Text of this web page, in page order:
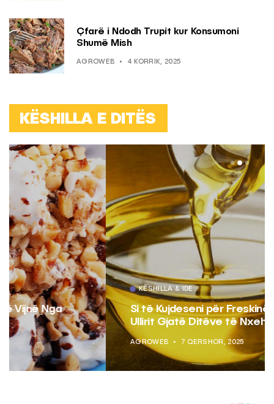
Çfarë i Ndodh Trupit kur Konsumoni
Shumë Mish
AGROWEB 4 KORRIK, 2025
KËSHILLA E DITËS
KËSHILLA & IDE
Si të Kujdeseni për Freskinë e Vajit të
Ullirit Gjatë Ditëve të Nxehta
AGROWEB 7 QERSHOR, 2025